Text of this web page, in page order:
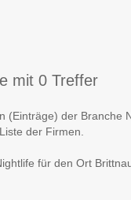
mit 0 Treffer
(Einträge) der Branche
der Firmen.
für den Ort